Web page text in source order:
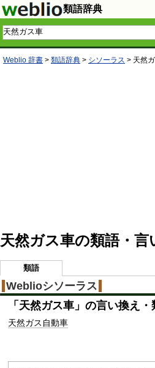
類語辞典
Weblio 辞書 > 類語辞典 > シソーラス > 天然
天然ガス車の類語・言
類語
Weblioシソーラス
「 天然ガス車 」の言い換え
天然ガス 自動車